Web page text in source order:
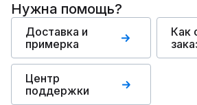
Нужна помощь?
Доставка и
примерка
Как
Центр
поддержки